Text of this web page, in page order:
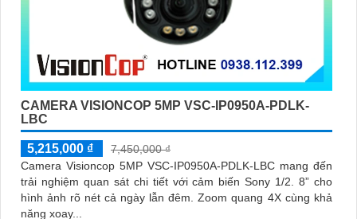
CAMERA VISIONCOP 5MP VSC-IP0950A-PDLK-
LBC
5,215,000 ₫
7,450,000 ₫
Camera Visioncop 5MP VSC-IP0950A-PDLK-LBC mang đến
trải nghiệm quan sát chi tiết với cảm biến Sony 1/2. 8” cho
hình ảnh rõ nét cả ngày lẫn đêm. Zoom quang 4X cùng khả
năng xoay...